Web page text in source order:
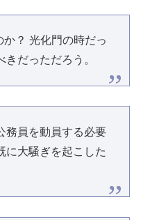
？ 光化門の時だっ
だっただろう。
務員を動員する必要
に大騒ぎを起こした